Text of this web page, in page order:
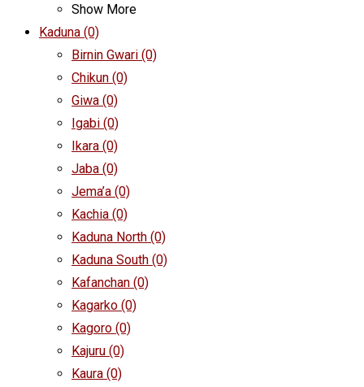
Show More
Kaduna (0)
Birnin Gwari (0)
Chikun (0)
Giwa (0)
Igabi (0)
Ikara (0)
Jaba (0)
Jema’a (0)
Kachia (0)
Kaduna North (0)
Kaduna South (0)
Kafanchan (0)
Kagarko (0)
Kagoro (0)
Kajuru (0)
Kaura (0)